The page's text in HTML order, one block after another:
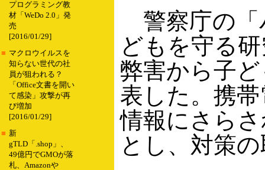
プログラミング教
材「WeDo 2.0」発
売
[2016/01/29]
■ マクロウイルスを
知らない世代の社
員が狙われる？
「Office文書を開い
て感染」攻撃が再
び増加
[2016/01/29]
■ 新
gTLD「.shop」、
49億円でGMOが落
札、Amazonや
警察庁の「
どもを守る
弊害から子
表した。携
情報にさら
とし、対策